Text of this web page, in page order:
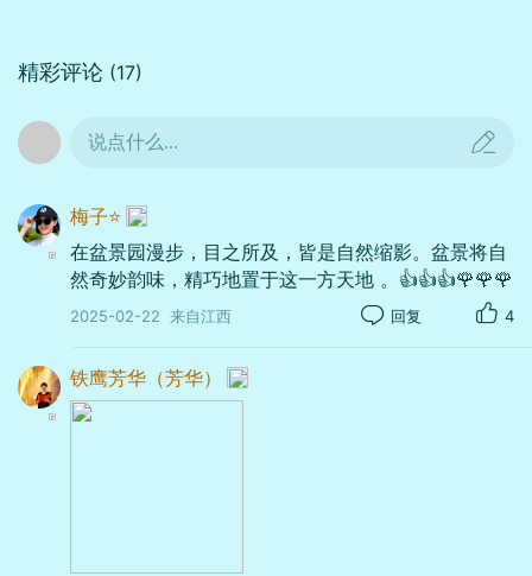
造大自然的优美景色，缩地成寸、小中见大，展现
独特的艺术效果。同时以景抒怀，表现深远的意
境，犹如立体的美丽的缩小版的山水风景区。
精彩评论 (17)
说点什么...
梅子⭐️
在盆景园漫步，目之所及，皆是自然缩影。盆景将自
然奇妙韵味，精巧地置于这一方天地 。👍👍👍🌹🌹🌹
2025-02-22 来自江西 回复 4
铁鹰芳华（芳华）